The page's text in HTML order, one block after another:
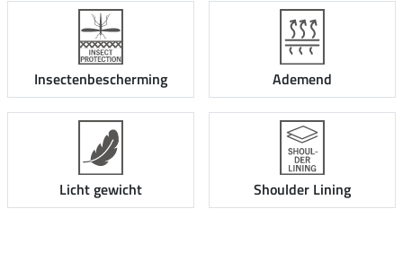
Insectenbescherming Ademend
Licht gewicht Shoulder Lining